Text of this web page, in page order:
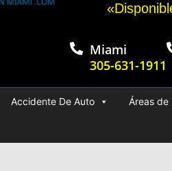
Miami
305-631-1911
Accidente De Auto Áreas de